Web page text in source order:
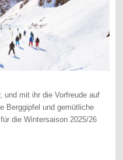
und mit ihr die Vorfreude auf
Berggipfel und gemütliche
die Wintersaison 2025/26